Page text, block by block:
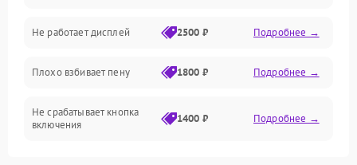
Управление и электроника
Программное обеспечение
Не работает дисплей 2500 ₽ Подробнее →
Плохо взбивает пену 1800 ₽ Подробнее →
Не срабатывает кнопка
включения
1400 ₽ Подробнее →